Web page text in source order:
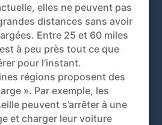
elles ne peuvent pas
distances sans avoir
Entre 25 et 60 miles
à peu près tout ce que
pour l’instant.
régions proposent des
». Par exemple, les
peuvent s’arrêter à une
et charger leur voiture